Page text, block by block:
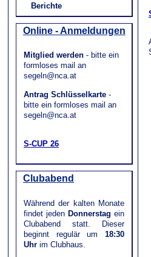
Berichte
Online - Anmeldungen
Mitglied werden - bitte ein
formloses mail an
segeln@nca.at
Antrag Schlüsselkarte -
bitte ein formloses mail an
segeln@nca.at
S-CUP 26
Clubabend
Während der kalten Monate
findet jeden Donnerstag ein
Clubabend statt. Dieser
beginnt regulär um 18:30
Uhr im Clubhaus.